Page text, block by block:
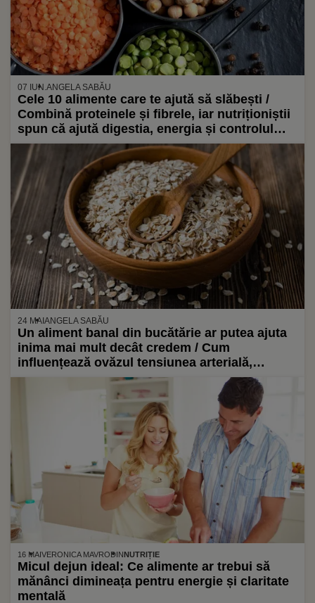
07 IUN.ANGELA SABĂU
Cele 10 alimente care te ajută să slăbești /
Combină proteinele și fibrele, iar nutriționiștii
spun că ajută digestia, energia și controlul
greutății
24 MAI ANGELA SABĂU
Un aliment banal din bucătărie ar putea ajuta
inima mai mult decât credem / Cum
influențează ovăzul tensiunea arterială,
specialiștii explică mecanismul din spatele
16 MAIVERONICA MAVRODINNUTRIȚIE
Micul dejun ideal: Ce alimente ar trebui să
mănânci dimineața pentru energie și claritate
mentală